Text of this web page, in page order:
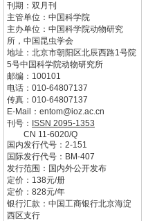
刊期：双月刊
主管单位： 中国科学院
主办单位： 中国科学院动物研究
所，中国昆虫学会
地址： 北京市朝阳区北辰西路1号院
5号中国科学院动物研究所
邮编： 100101
电话： 010-64807137
传真： 010-64807137
E-Mail： entom@ioz.ac.cn
刊号： ISSN 2095-1353
CN 11-6020/Q
国内发行代号： 2-151
国际发行代号： BM-407
发行范围：国内外公开发布
定价： 138元/册
定价： 828元/年
银行汇款：中国工商银行北京海淀
西区支行